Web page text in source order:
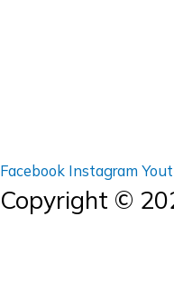
Facebook Instagram
Copyright ©